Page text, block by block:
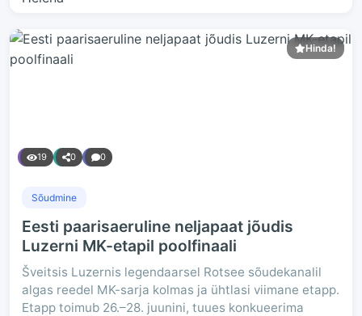
Hinda!
19 0 0
Sõudmine
Eesti paarisaeruline neljapaat jõudis
Luzerni MK-etapil poolfinaali
Šveitsis Luzernis legendaarsel Rotsee sõudekanalil
algas reedel MK-sarja kolmas ja ühtlasi viimane etapp.
Etapp toimub 26.–28. juunini, tuues konkueerima